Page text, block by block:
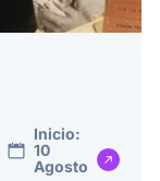
Inicio:
10
Agosto